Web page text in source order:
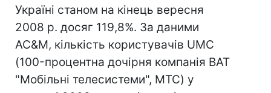
Україні станом на кінець вересня
2008 р. досяг 119,8%. За даними
AC&M, кількість користувачів UMC
(100-процентна дочірня компанія ВАТ
"Мобільні телесистеми", МТС) у